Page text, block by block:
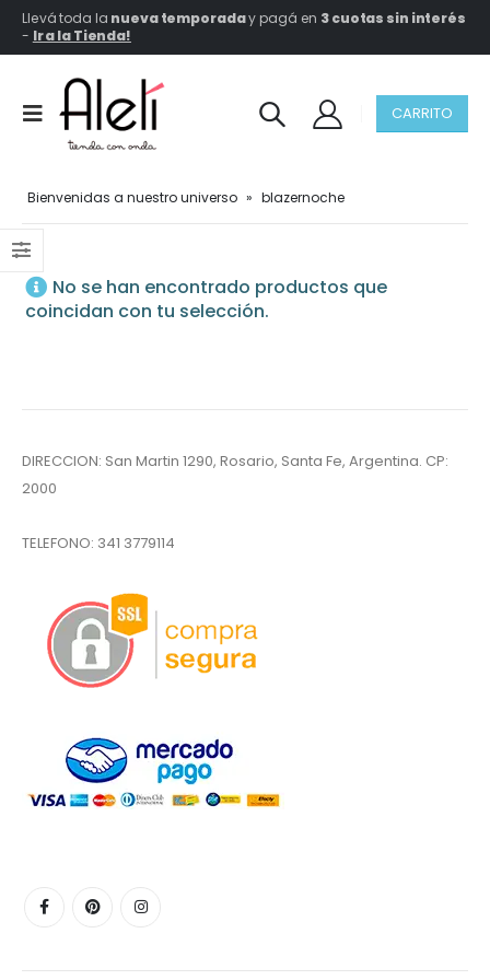
Llevá toda la nueva temporaday pagá en 3 cuotas sin interés
- Ir a la Tienda!
CARRITO
Bienvenidas a nuestro universo » blazernoche
No se han encontrado productos que
coincidan con tu selección.
DIRECCION: San Martin 1290, Rosario, Santa Fe, Argentina. CP:
2000
TELEFONO: 341 3779114